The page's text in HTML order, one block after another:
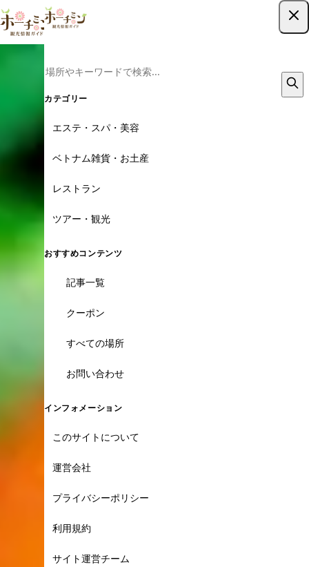
カテゴリー
エステ・スパ・美容
ベトナム雑貨・お土産
レストラン
ツアー・観光
おすすめコンテンツ
記事一覧
クーポン
すべての場所
お問い合わせ
インフォメーション
このサイトについて
運営会社
プライバシーポリシー
利用規約
サイト運営チーム